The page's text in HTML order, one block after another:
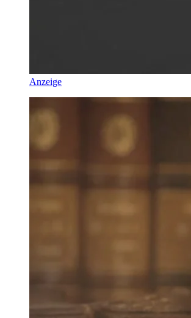
Anzeige